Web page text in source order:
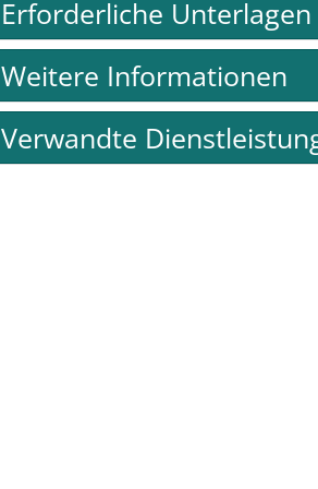
Erforderliche Unterlagen
Weitere Informationen
Verwandte